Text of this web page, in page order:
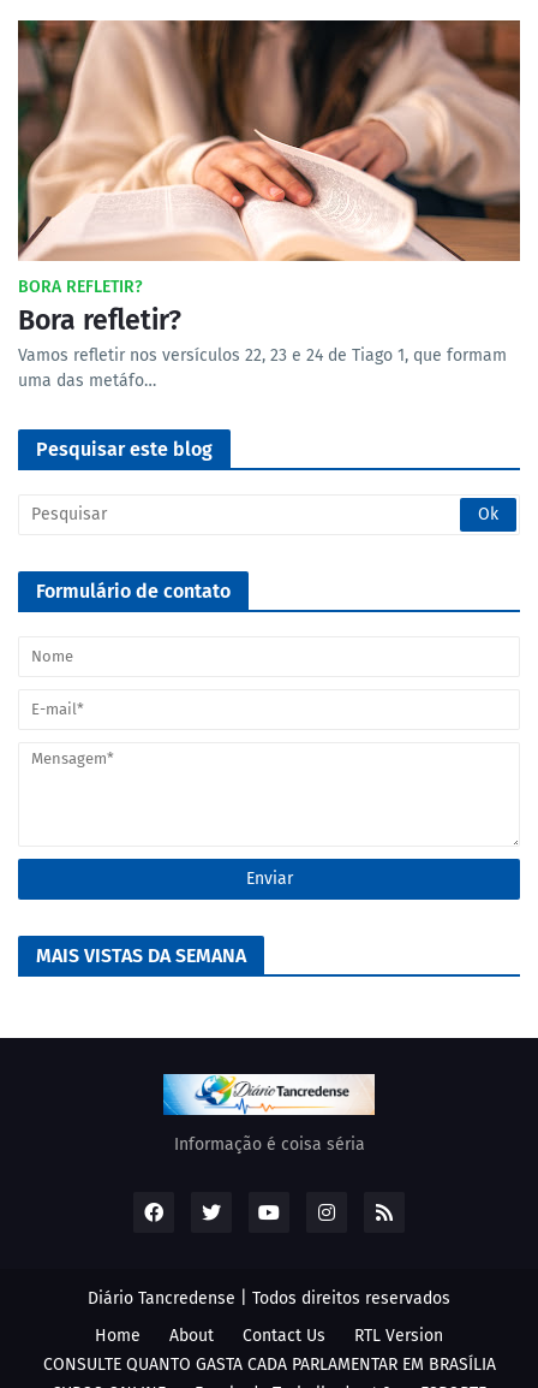
BORA REFLETIR?
Bora refletir?
Vamos refletir nos versículos 22, 23 e 24 de Tiago 1, que formam
uma das metáfo…
Pesquisar este blog
Formulário de contato
MAIS VISTAS DA SEMANA
Informação é coisa séria
Diário Tancredense | Todos direitos reservados
Home
About Contact Us
RTL Version
CONSULTE QUANTO GASTA CADA PARLAMENTAR EM BRASÍLIA